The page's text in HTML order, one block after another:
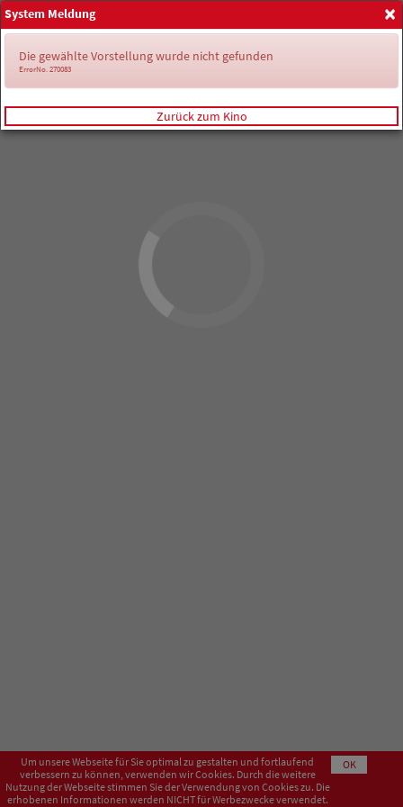
Anmelden
Um unsere Webseite für Sie optimal zu gestalten und fortlaufend
verbessern zu können, verwenden wir Cookies. Durch die weitere
Nutzung der Webseite stimmen Sie der Verwendung von Cookies zu. Die
erhobenen Informationen werden NICHT für Werbezwecke verwendet.
OK
×
System Meldung
Die gewählte Vorstellung wurde nicht gefunden
ErrorNo. 270083
Zurück zum Kino